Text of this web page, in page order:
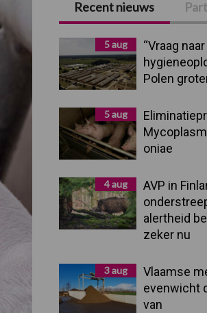
Primaire
Sidebar
Recent nieuws
5 aug
“Vraag
Polen
5 aug
oniae
4 aug
AVP in
alertheid
zeker nu
3 aug
Vlaamse
evenwicht
van